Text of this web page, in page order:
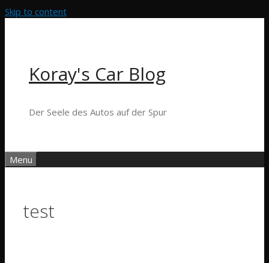
Skip to content
Koray's Car Blog
Der Seele des Autos auf der Spur
Menu
test